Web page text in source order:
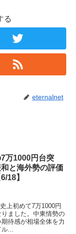
る
eternalnet
万1000円台突
と海外勢の評価
18】
上初めて7万1000円
ました。中東情勢の
待感が相場全体を力
ル...